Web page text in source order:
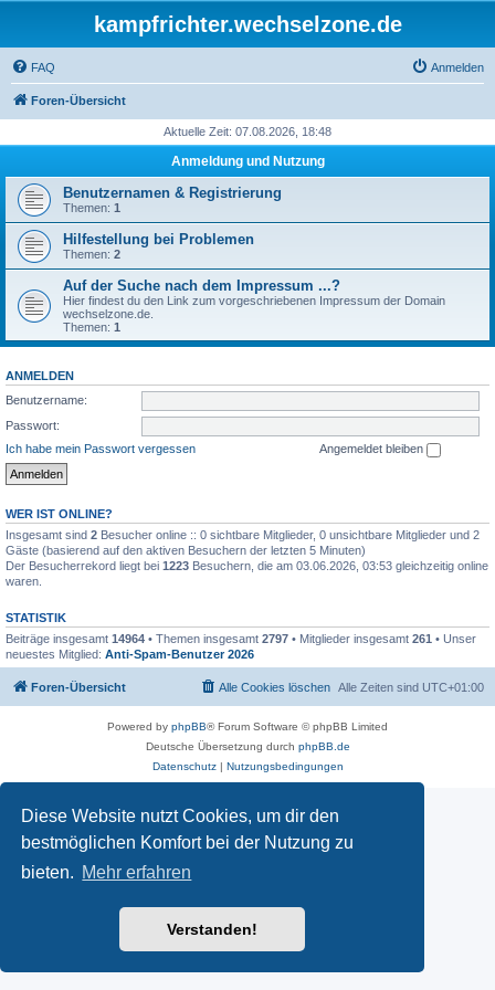
Diese Website nutzt Cookies, um dir den
bestmöglichen Komfort bei der Nutzung zu
bieten. Mehr erfahren
Verstanden!
kampfrichter.wechselzone.de
FAQ Anmelden
Foren-Übersicht
Aktuelle Zeit: 07.08.2026, 18:48
Anmeldung und Nutzung
Benutzernamen & Registrierung
Themen: 1
Hilfestellung bei Problemen
Themen: 2
Auf der Suche nach dem Impressum ...?
Hier findest du den Link zum vorgeschriebenen Impressum der Domain
wechselzone.de.
Themen: 1
ANMELDEN
Benutzername:
Passwort:
Ich habe mein Passwort vergessen
Angemeldet bleiben
WER IST ONLINE?
Insgesamt sind 2 Besucher online :: 0 sichtbare Mitglieder, 0 unsichtbare Mitglieder und 2
Gäste (basierend auf den aktiven Besuchern der letzten 5 Minuten)
Der Besucherrekord liegt bei 1223 Besuchern, die am 03.06.2026, 03:53 gleichzeitig online
waren.
STATISTIK
Beiträge insgesamt 14964 • Themen insgesamt 2797 • Mitglieder insgesamt 261 • Unser
neuestes Mitglied: Anti-Spam-Benutzer 2026
Foren-Übersicht Alle Zeiten sind UTC+01:00
Alle Cookies löschen
Powered by phpBB® Forum Software © phpBB Limited
Deutsche Übersetzung durch phpBB.de
Datenschutz| Nutzungsbedingungen